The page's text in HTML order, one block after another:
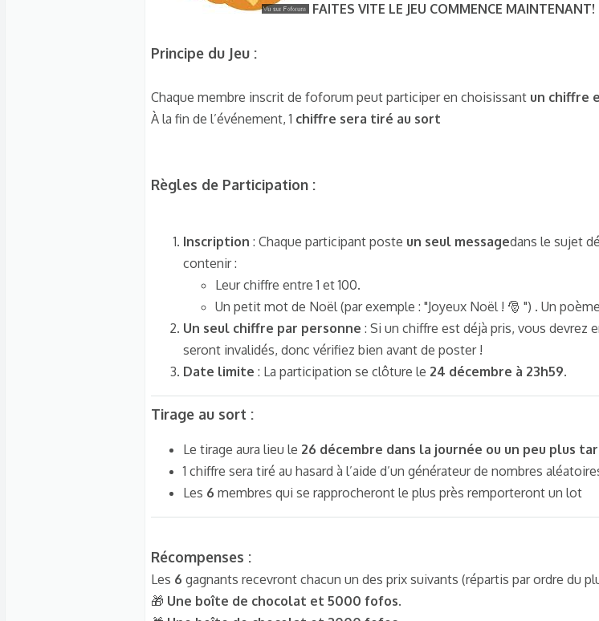
FAITES VITE LE JEU COMMENCE MAINTENANT!
Principe du Jeu :
Chaque membre inscrit de foforum peut participer en choisissant un chiffre
À la fin de l’événement, 1 chiffre sera tiré au sort
Règles de Participation :
Inscription : Chaque participant poste un seul messagedans le sujet
contenir :
Leur chiffre entre 1 et 100.
Un petit mot de Noël (par exemple : "Joyeux Noël ! 🎅 ") . Un
Un seul chiffre par personne : Si un chiffre est déjà pris, vous devrez
seront invalidés, donc vérifiez bien avant de poster !
Date limite : La participation se clôture le 24 décembre à 23h59.
Tirage au sort :
Le tirage aura lieu le 26 décembre dans la journée ou un peu plus
1 chiffre sera tiré au hasard à l’aide d’un générateur de nombres
Les 6 membres qui se rapprocheront le plus près remporteront un lot
Récompenses :
Les 6 gagnants recevront chacun un des prix suivants (répartis par ordre du
🎁 Une boîte de chocolat et 5000 fofos.